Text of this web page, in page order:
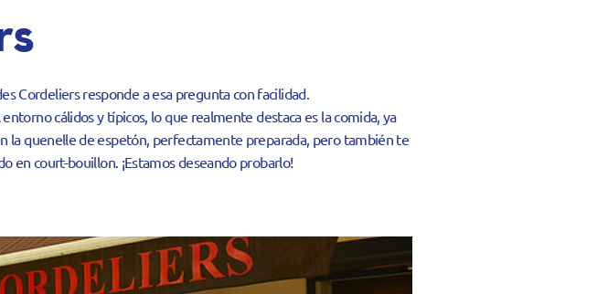
Cordeliers responde a esa pregunta con facilidad.
cálidos y típicos, lo que realmente destaca es la comida, ya
la quenelle de espetón, perfectamente preparada, pero también te
en court-bouillon. ¡Estamos deseando probarlo!